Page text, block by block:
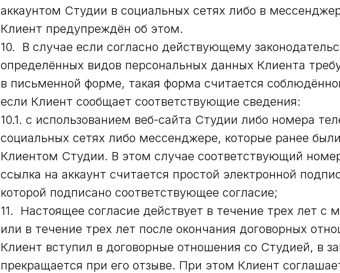
аккаунтом Студии в социальных сетях либо в
Клиент предупреждён об этом.
10. В случае если согласно действующему
определённых видов персональных данных Клиента
в письменной форме, такая форма считается
если Клиент сообщает соответствующие сведения:
10.1. с использованием веб-сайта Студии либо номера
социальных сетях либо мессенджере, которые ранее
Клиентом Студии. В этом случае соответствующий
ссылка на аккаунт считается простой электронной
которой подписано соответствующее согласие;
11. Настоящее согласие действует в течение трех лет с
или в течение трех лет после окончания договорных
Клиент вступил в договорные отношения со Студией, в
прекращается при его отзыве. При этом Клиент